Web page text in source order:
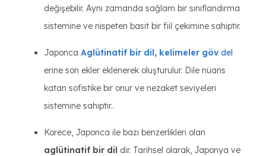
değişebilir. Aynı zamanda sağlam bir sınıflandırma
sistemine ve nispeten basit bir fiil çekimine sahiptir.
Japonca Aglütinatif bir dil, kelimeler göv del
erine son ekler eklenerek oluşturulur. Dile nüans
katan sofistike bir onur ve nezaket seviyeleri
sistemine sahiptir..
Korece, Japonca ile bazı benzerlikleri olan
aglütinatif bir dil dir. Tarihsel olarak, Japonya ve